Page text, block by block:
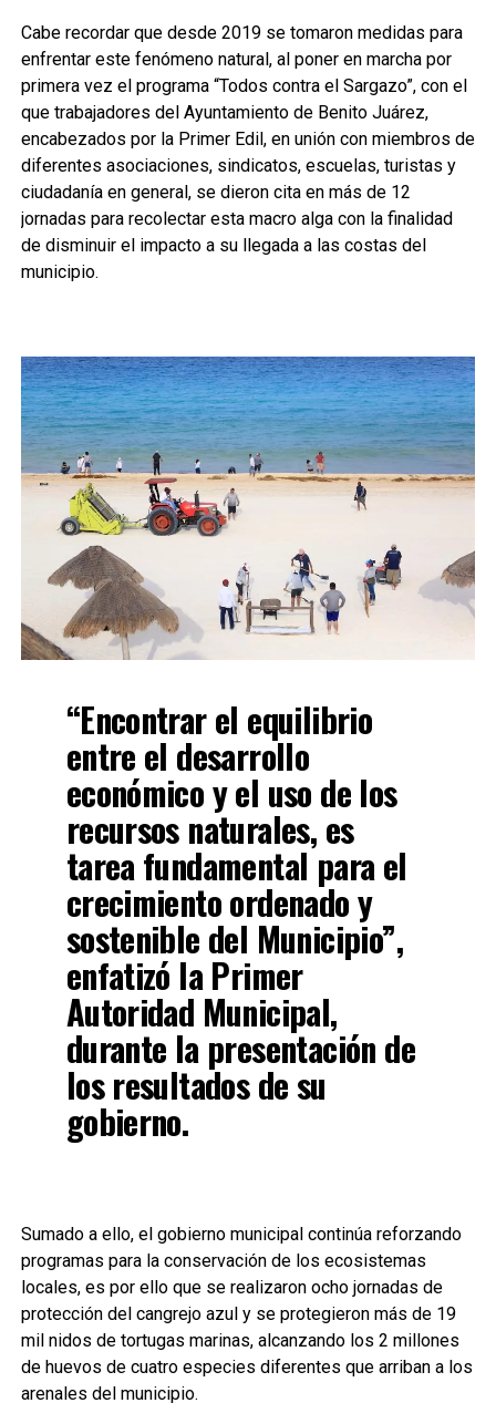
Cabe recordar que desde 2019 se tomaron medidas para
enfrentar este fenómeno natural, al poner en marcha por
primera vez el programa “Todos contra el Sargazo”, con el
que trabajadores del Ayuntamiento de Benito Juárez,
encabezados por la Primer Edil, en unión con miembros de
diferentes asociaciones, sindicatos, escuelas, turistas y
ciudadanía en general, se dieron cita en más de 12
jornadas para recolectar esta macro alga con la finalidad
de disminuir el impacto a su llegada a las costas del
municipio.
“Encontrar el equilibrio
entre el desarrollo
económico y el uso de los
recursos naturales, es
tarea fundamental para el
crecimiento ordenado y
sostenible del Municipio”,
enfatizó la Primer
Autoridad Municipal,
durante la presentación de
los resultados de su
gobierno.
Sumado a ello, el gobierno municipal continúa reforzando
programas para la conservación de los ecosistemas
locales, es por ello que se realizaron ocho jornadas de
protección del cangrejo azul y se protegieron más de 19
mil nidos de tortugas marinas, alcanzando los 2 millones
de huevos de cuatro especies diferentes que arriban a los
arenales del municipio.